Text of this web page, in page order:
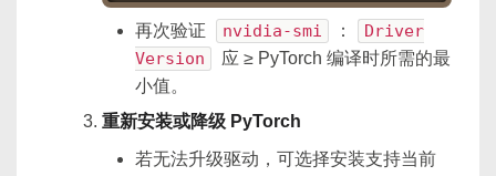
再次验证 nvidia-smi ：
Driver
Version
应 ≥ PyTorch 编译时所需的最
小值。
重新安装或降级 PyTorch
若无法升级驱动，可选择安装支持当前